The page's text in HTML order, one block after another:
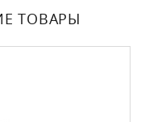
ТОВАРЫ